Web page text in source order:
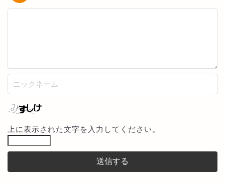
上に表示された文字を入力してください。